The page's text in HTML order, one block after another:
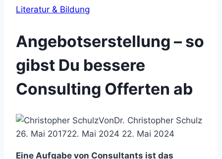
Literatur & Bildung
Angebotserstellung – so
gibst Du bessere
Consulting Offerten ab
VonDr. Christopher Schulz
26. Mai 201722. Mai 2024 22. Mai 2024
Eine Aufgabe von Consultants ist das